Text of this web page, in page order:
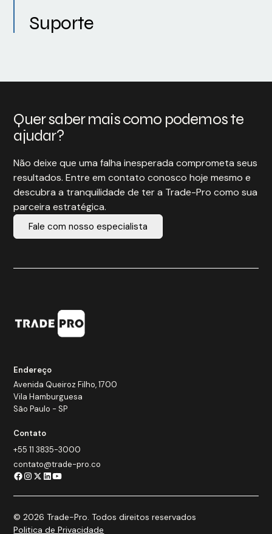
Suporte
Quer saber mais como podemos te
ajudar?
Não deixe que uma falha inesperada comprometa seus
resultados. Entre em contato conosco hoje mesmo e
descubra a tranquilidade de ter a Trade-Pro como sua
parceira estratégica.
Fale com nosso especialista
Endereço
Avenida Queiroz Filho, 1700
Vila Hamburguesa
São Paulo - SP
Contato
+55 11 3835-3000
contato@trade-pro.co
© 2026 Trade-Pro. Todos direitos reservados
Politica de Privacidade